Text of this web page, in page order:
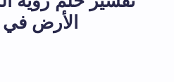
الأرض في